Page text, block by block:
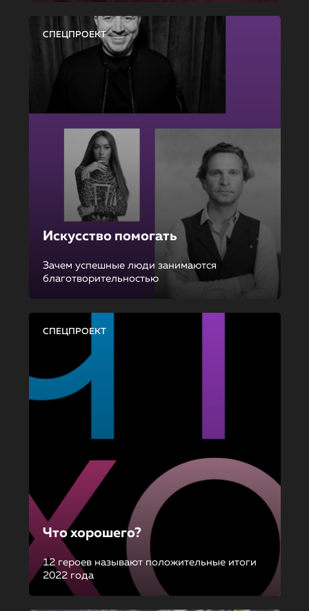
СПЕЦПРОЕКТ
Искусство помогать
Зачем успешные люди занимаются
благотворительностью
СПЕЦПРОЕКТ
Что хорошего?
12 героев называют положительные итоги
2022 года